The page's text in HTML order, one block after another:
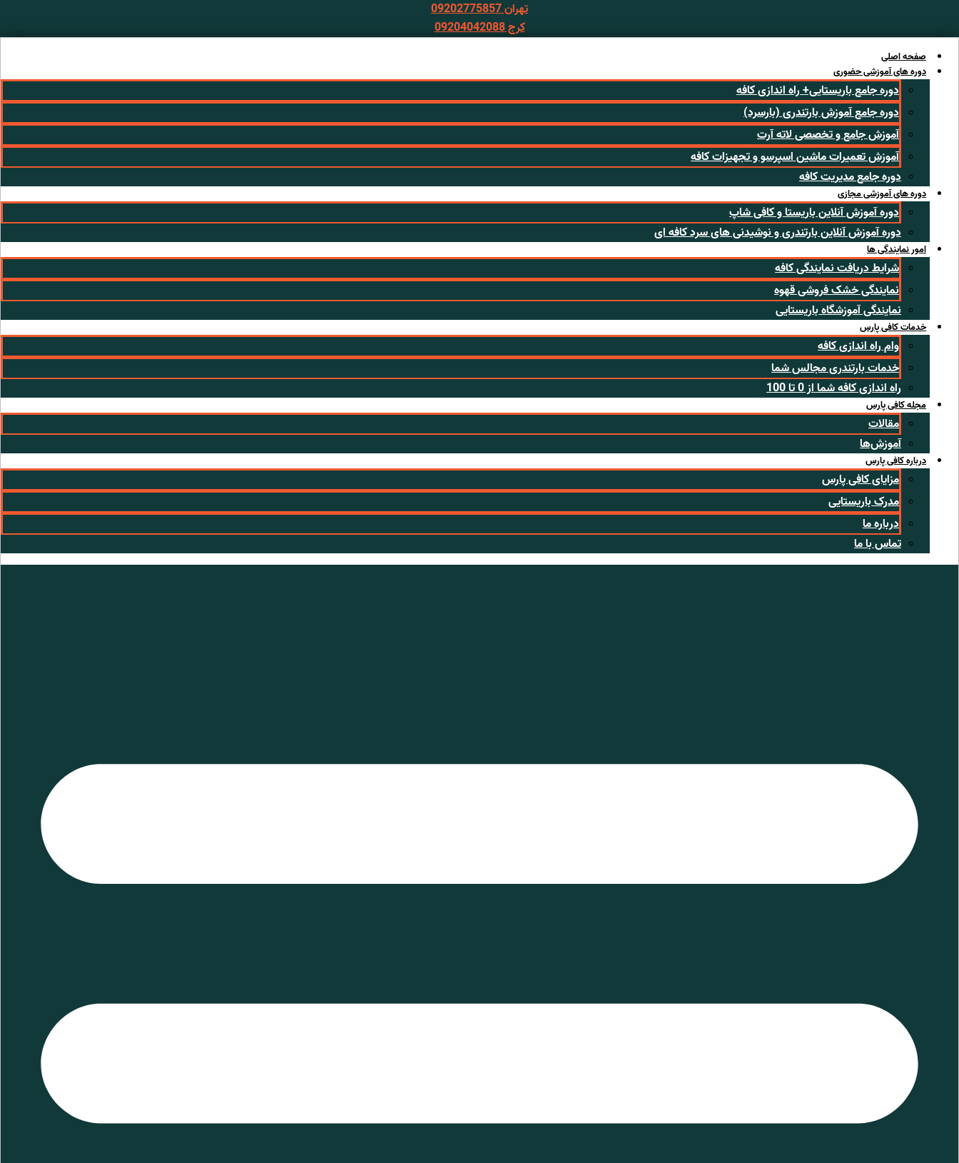
تهران 09202775857
کرج 09204042088
صفحه اصلی
دوره های آموزشی حضوری
دوره جامع باریستایی+ راه اندازی کافه
دوره جامع آموزش بارتندری (بارسرد)
آموزش جامع و تخصصی لاته آرت
آموزش تعمیرات ماشین اسپرسو و تجهیزات کافه
دوره جامع مدیریت کافه
دوره های آموزشی مجازی
دوره آموزش آنلاین باریستا و کافی شاپ
دوره آموزش آنلاین بارتندری و نوشیدنی های سرد کافه ای
امور نمایندگی ها
شرایط دریافت نمایندگی کافه
نمایندگی خشک فروشی قهوه
نمایندگی آموزشگاه باریستایی
خدمات کافی پارس
وام راه اندازی کافه
خدمات بارتندری مجالس شما
راه اندازی کافه شما از 0 تا 100
مجله کافی پارس
مقالات
آموزش‌ها
درباره کافی پارس
مزایای کافی پارس
مدرک باریستایی
درباره ما
تماس با ما